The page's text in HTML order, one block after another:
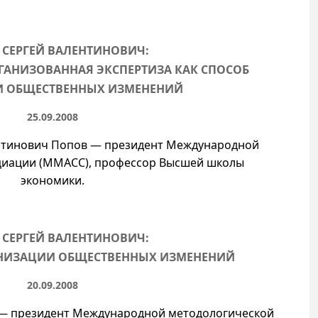
ВАЛЕНТИНОВИЧ:
ЭКСПЕРТИЗА КАК СПОСОБ
ИЗМЕНЕНИЙ
25.09.2008
Попов — президент Международной
(ММАСС), профессор Высшей школы
экономики.
ВАЛЕНТИНОВИЧ:
ОБЩЕСТВЕННЫХ ИЗМЕНЕНИЙ
20.09.2008
президент Международной методологической